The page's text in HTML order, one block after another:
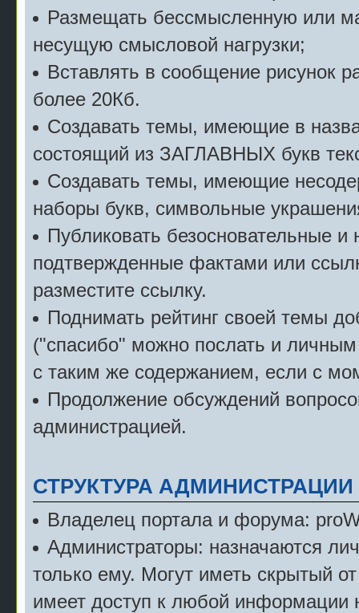
Размещать бессмысленную или
несущую смысловой нагрузки;
Вставлять в сообщение рисунок
более 20Кб.
Создавать темы, имеющие в
состоящий из ЗАГЛАВНЫХ букв
Создавать темы, имеющие
наборы букв, символьные
Публиковать безосновательные
подтвержденные фактами или
разместите ссылку.
Поднимать рейтинг своей темы
("спасибо" можно послать и
с таким же содержанием, если с
Продолжение обсуждений
администрацией.
СТРУКТУРА
Владелец портала и форума:
Администраторы: назначаются
только ему. Могут иметь скрытый
имеет доступ к любой информации